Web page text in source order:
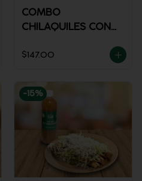
COMBO
CHILAQUILES CON
$147.00
-15%